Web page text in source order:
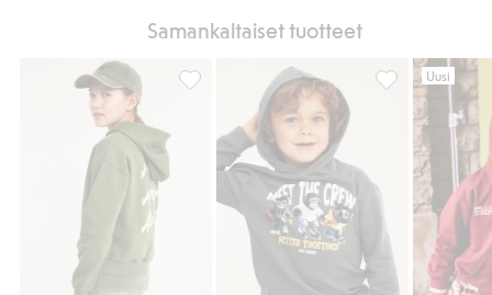
Samankaltaiset tuotteet
Huppari, jossa tekstipainatus, Lisää
Uusi